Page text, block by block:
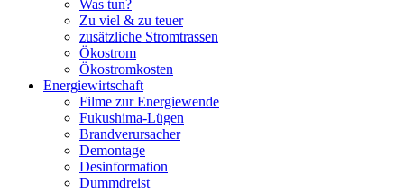
Was tun?
Zu viel & zu teuer
zusätzliche Stromtrassen
Ökostrom
Ökostromkosten
Energiewirtschaft
Filme zur Energiewende
Fukushima-Lügen
Brandverursacher
Demontage
Desinformation
Dummdreist